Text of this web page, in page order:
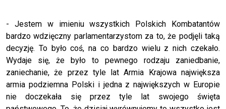
- Jestem w imieniu wszystkich Polskich Kombatantów
bardzo wdzięczny parlamentarzystom za to, że podjęli taką
decyzję. To było coś, na co bardzo wielu z nich czekało.
Wydaje się, że było to pewnego rodzaju zaniedbanie,
zaniechanie, że przez tyle lat Armia Krajowa największa
armia podziemna Polski i jedna z największych w Europie
nie doczekała się przez tyle lat swojego święta